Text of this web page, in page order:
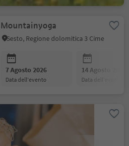
Mountainyoga
Posizione:
Sesto, Regione dolomitica 3 Cime
7 Agosto 2026
data dell'evento
14 Agosto 2026
data dell'evento
Mercato venerdì mattina
Posizione
Lana, Merano e dintorni